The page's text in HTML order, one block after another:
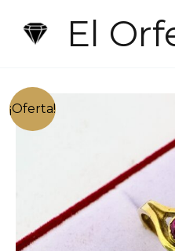
contenido
El
¡Oferta!